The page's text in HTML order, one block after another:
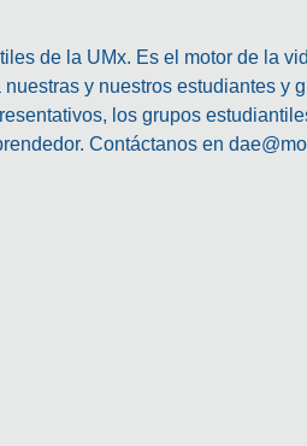
de la UMx. Es el motor de la
y nuestros estudiantes y
los grupos
Contáctanos en